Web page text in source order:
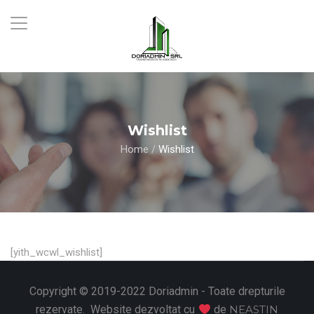
Wishlist
Home / Wishlist
[yith_wcwl_wishlist]
Copyright © 2019-2022 Doriadmin - Toate drepturile
rezervate. Website dezvoltat cu
de NEASTIN